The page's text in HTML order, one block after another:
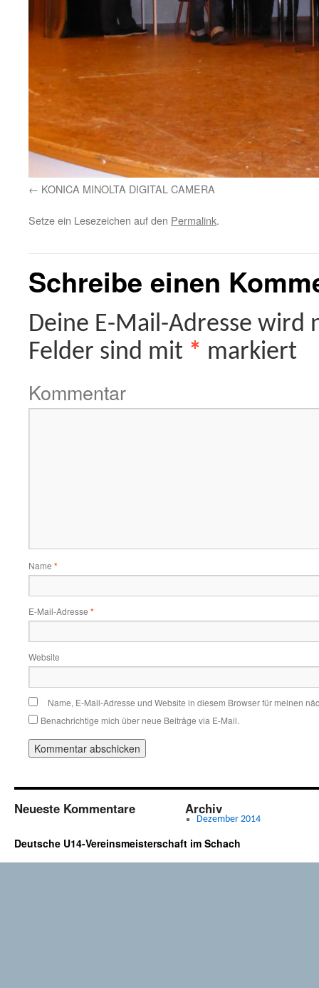
KONICA MINOLTA DIGITAL CAMERA
Setze ein Lesezeichen auf den Permalink.
Schreibe einen
Deine E-Mail-Adresse
Felder sind mit * markiert
Kommentar
Name *
E-Mail-Adresse *
Website
Name, E-Mail-Adresse und Website in diesem Browser für meinen
Benachrichtige mich über neue Beiträge via E-Mail.
Neueste Kommentare Archiv
Dezember 2014
Deutsche U14-Vereinsmeisterschaft im Schach